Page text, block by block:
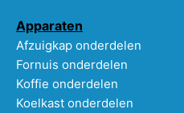
Apparaten
Afzuigkap onderdelen
Fornuis onderdelen
Koffie onderdelen
Koelkast onderdelen